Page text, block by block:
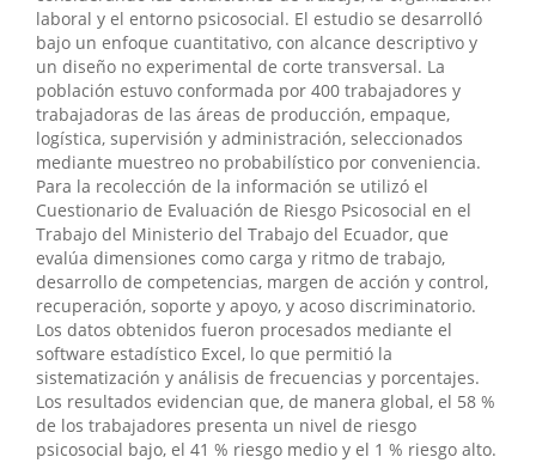
laboral y el entorno psicosocial. El estudio se desarrolló
bajo un enfoque cuantitativo, con alcance descriptivo y
un diseño no experimental de corte transversal. La
población estuvo conformada por 400 trabajadores y
trabajadoras de las áreas de producción, empaque,
logística, supervisión y administración, seleccionados
mediante muestreo no probabilístico por conveniencia.
Para la recolección de la información se utilizó el
Cuestionario de Evaluación de Riesgo Psicosocial en el
Trabajo del Ministerio del Trabajo del Ecuador, que
evalúa dimensiones como carga y ritmo de trabajo,
desarrollo de competencias, margen de acción y control,
recuperación, soporte y apoyo, y acoso discriminatorio.
Los datos obtenidos fueron procesados mediante el
software estadístico Excel, lo que permitió la
sistematización y análisis de frecuencias y porcentajes.
Los resultados evidencian que, de manera global, el 58 %
de los trabajadores presenta un nivel de riesgo
psicosocial bajo, el 41 % riesgo medio y el 1 % riesgo alto.